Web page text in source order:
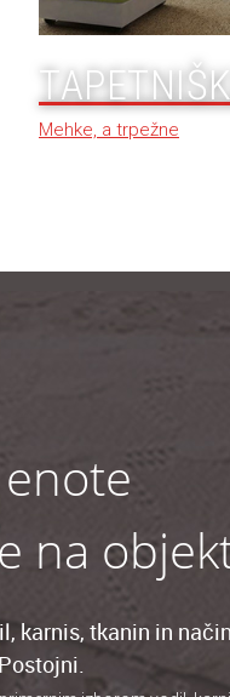
Mehke, a trpežne
na
karnis, tkanin in